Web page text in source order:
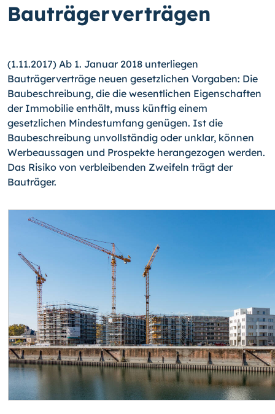
Bauträgerverträgen
(1.11.2017) Ab 1. Januar 2018 unterliegen
Bauträgerverträge neuen gesetzlichen Vorgaben: Die
Baubeschreibung, die die wesentlichen Eigenschaften
der Immobilie enthält, muss künftig einem
gesetzlichen Mindestumfang genügen. Ist die
Baubeschreibung unvollständig oder unklar, können
Werbeaussagen und Prospekte herangezogen werden.
Das Risiko von verbleibenden Zweifeln trägt der
Bauträger.